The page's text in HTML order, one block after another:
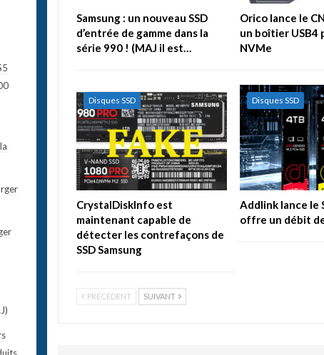
Samsung : un nouveau SSD
d’entrée de gamme dans la
série 990 ! (MAJ il est…
Orico lance le
un boîtier USB4
NVMe
Disques SSD
CrystalDiskInfo est
maintenant capable de
détecter les contrefaçons de
SSD Samsung
Disques SSD
Addlink lance le
offre un débit
PRÉCÉDENT SUIVANT